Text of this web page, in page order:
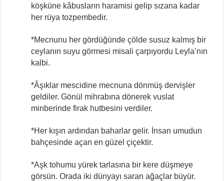
köşküne kâbusların haramisi gelip sızana kadar
her rüya tozpembedir.
*Mecnunu her gördüğünde çölde susuz kalmış bir
ceylanın suyu görmesi misali çarpıyordu Leyla’nın
kalbi.
*Âşıklar mescidine mecnuna dönmüş dervişler
geldiler. Gönül mihrabına dönerek vuslat
minberinde firak hutbesini verdiler.
*Her kışın ardından baharlar gelir. İnsan umudun
bahçesinde açan en güzel çiçektir.
*Aşk tohumu yürek tarlasına bir kere düşmeye
görsün. Orada iki dünyayı saran ağaçlar büyür.